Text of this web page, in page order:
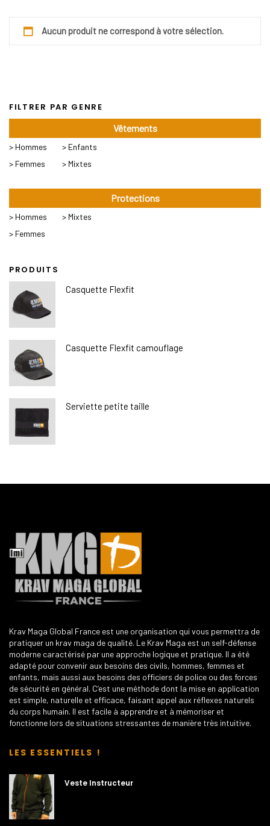
FILTRER PAR GENRE
Vêtements
> Hommes
> Femmes
> Enfants
> Mixtes
Protections
> Hommes
> Femmes
> Mixtes
PRODUITS
Casquette Flexfit
Casquette Flexfit camouflage
Serviette petite taille
Aucun produit ne correspond à votre sélection.
Krav Maga Global France est une organisation qui vous permettra de
pratiquer un krav maga de qualité. Le Krav Maga est un self-défense
moderne caractérisé par une approche logique et pratique. Il a été
adapté pour convenir aux besoins des civils, hommes, femmes et
enfants, mais aussi aux besoins des officiers de police ou des forces
de sécurité en général. C’est une méthode dont la mise en application
est simple, naturelle et efficace, faisant appel aux réflexes naturels
du corps humain. Il est facile à apprendre et à mémoriser et
fonctionne lors de situations stressantes de manière très intuitive.
LES ESSENTIELS !
Veste Instructeur